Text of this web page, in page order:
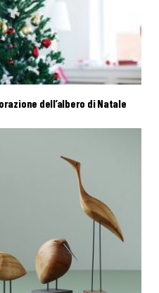
dell’albero di Natale